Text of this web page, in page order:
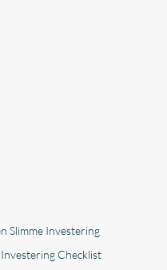
Slimme Investering
Checklist